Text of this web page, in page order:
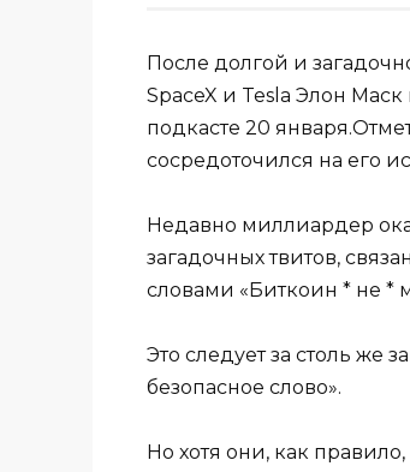
После долгой и
SpaceX и Tesla Элон
подкасте 20
сосредоточился на его
Недавно миллиардер
загадочных твитов,
словами «Биткоин * не *
Это следует за столь же
безопасное слово».
Но хотя они, как